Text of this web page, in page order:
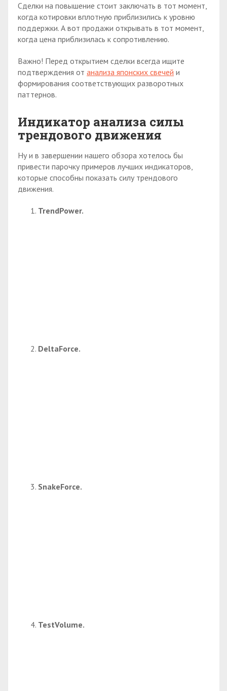
Сделки на повышение стоит заключать в тот момент,
когда котировки вплотную приблизились к уровню
поддержки. А вот продажи открывать в тот момент,
когда цена приблизилась к сопротивлению.
Важно! Перед открытием сделки всегда ищите
подтверждения от анализа японских свечей и
формирования соответствующих разворотных
паттернов.
Индикатор анализа силы
трендового движения
Ну и в завершении нашего обзора хотелось бы
привести парочку примеров лучших индикаторов,
которые способны показать силу трендового
движения.
TrendPower.
DeltaForce.
SnakeForce.
TestVolume.